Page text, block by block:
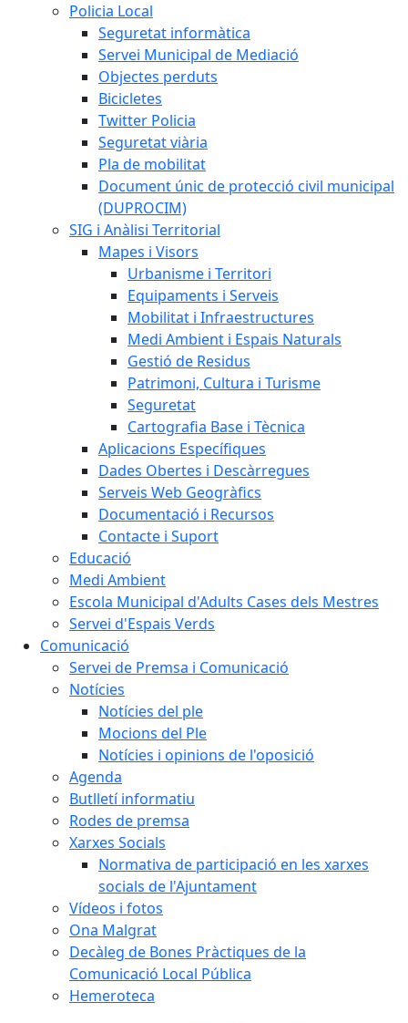
Policia Local
Seguretat informàtica
Servei Municipal de Mediació
Objectes perduts
Bicicletes
Twitter Policia
Seguretat viària
Pla de mobilitat
Document únic de protecció civil municipal
(DUPROCIM)
SIG i Anàlisi Territorial
Mapes i Visors
Urbanisme i Territori
Equipaments i Serveis
Mobilitat i Infraestructures
Medi Ambient i Espais Naturals
Gestió de Residus
Patrimoni, Cultura i Turisme
Seguretat
Cartografia Base i Tècnica
Aplicacions Específiques
Dades Obertes i Descàrregues
Serveis Web Geogràfics
Documentació i Recursos
Contacte i Suport
Educació
Medi Ambient
Escola Municipal d'Adults Cases dels Mestres
Servei d'Espais Verds
Comunicació
Servei de Premsa i Comunicació
Notícies
Notícies del ple
Mocions del Ple
Notícies i opinions de l'oposició
Agenda
Butlletí informatiu
Rodes de premsa
Xarxes Socials
Normativa de participació en les xarxes
socials de l'Ajuntament
Vídeos i fotos
Ona Malgrat
Decàleg de Bones Pràctiques de la
Comunicació Local Pública
Hemeroteca